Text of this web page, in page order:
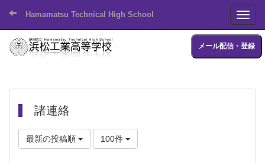
Hamamatsu Technical High School
メール配信・登録
諸連絡
最新の投稿順 100件